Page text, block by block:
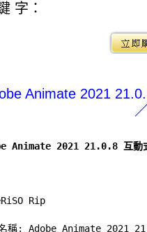
字：
Animate 2021
Animate 2021 21.0.8 互動
稱: Adobe Animate 2021